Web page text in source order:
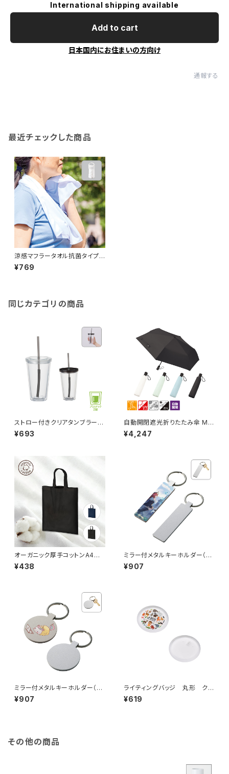
International shipping available
Add to cart
日本国内にお住まいの方向け
通報する
最近チェックした商品
涼感マフラータオル抗菌タイプ
MG（ボトルケース付）
¥769
同じカテゴリの商品
ストロー付きクリアタンブラー
MG
¥693
自動開閉遮光折りたたみ傘 MG
（スムーズ収納タイプ）
¥4,247
オーガニック厚手コットンA4フラ
ットバッグ MG
¥438
ミラー付メタルキーホルダー（ス
¥907
ミラー付メタルキーホルダー（ラ
ウンド） マットシルバー MG
¥907
ライティングバッジ 丸形 クリ
ア MG
¥619
その他の商品